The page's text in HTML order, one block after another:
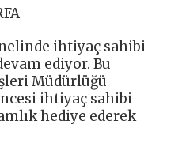
ihtiyaç sahibi
ediyor. Bu
Müdürlüğü
ihtiyaç sahibi
hediye ederek